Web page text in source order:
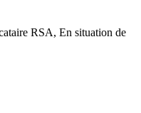
RSA, En situation de